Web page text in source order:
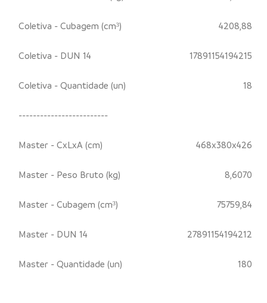
Coletiva - Cubagem (cm³) 4208,88
Coletiva - DUN 14 17891154194215
Coletiva - Quantidade (un) 18
-------------------------
Master - CxLxA (cm) 468x380x426
Master - Peso Bruto (kg) 8,6070
Master - Cubagem (cm³) 75759,84
Master - DUN 14 27891154194212
Master - Quantidade (un) 180